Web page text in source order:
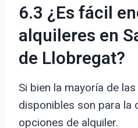
6.3 ¿Es fácil
alquileres en
de Llobregat?
Si bien la mayoría de
disponibles son para la
opciones de alquiler.